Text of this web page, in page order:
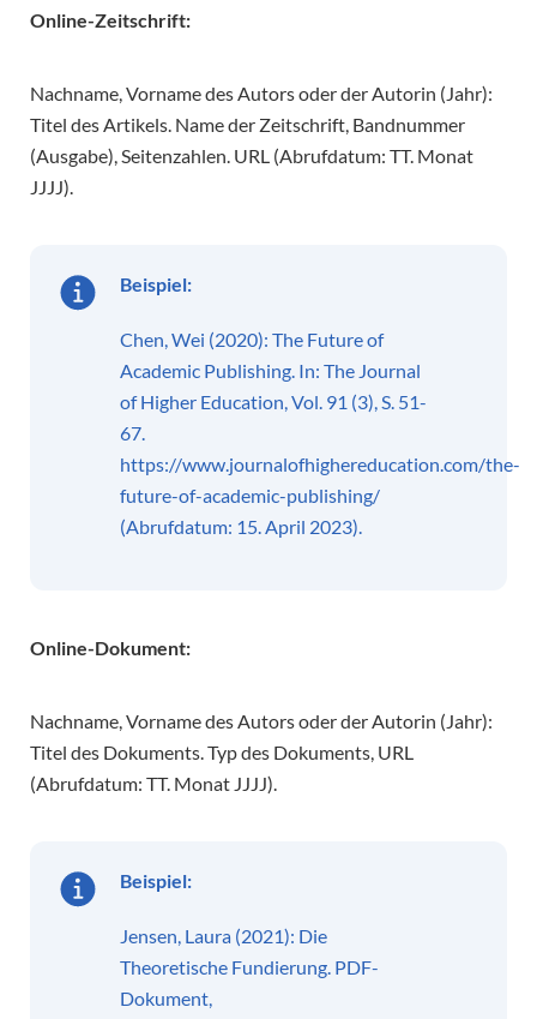
Online-Zeitschrift:
Nachname, Vorname des Autors oder der Autorin (Jahr):
Titel des Artikels. Name der Zeitschrift, Bandnummer
(Ausgabe), Seitenzahlen. URL (Abrufdatum: TT. Monat
JJJJ).
Beispiel:
Chen, Wei (2020): The Future of
Academic Publishing. In: The Journal
of Higher Education, Vol. 91 (3), S. 51-
67.
https://www.journalofhighereducation.com/the-
future-of-academic-publishing/
(Abrufdatum: 15. April 2023).
Online-Dokument:
Nachname, Vorname des Autors oder der Autorin (Jahr):
Titel des Dokuments. Typ des Dokuments, URL
(Abrufdatum: TT. Monat JJJJ).
Beispiel:
Jensen, Laura (2021): Die
Theoretische Fundierung. PDF-
Dokument,